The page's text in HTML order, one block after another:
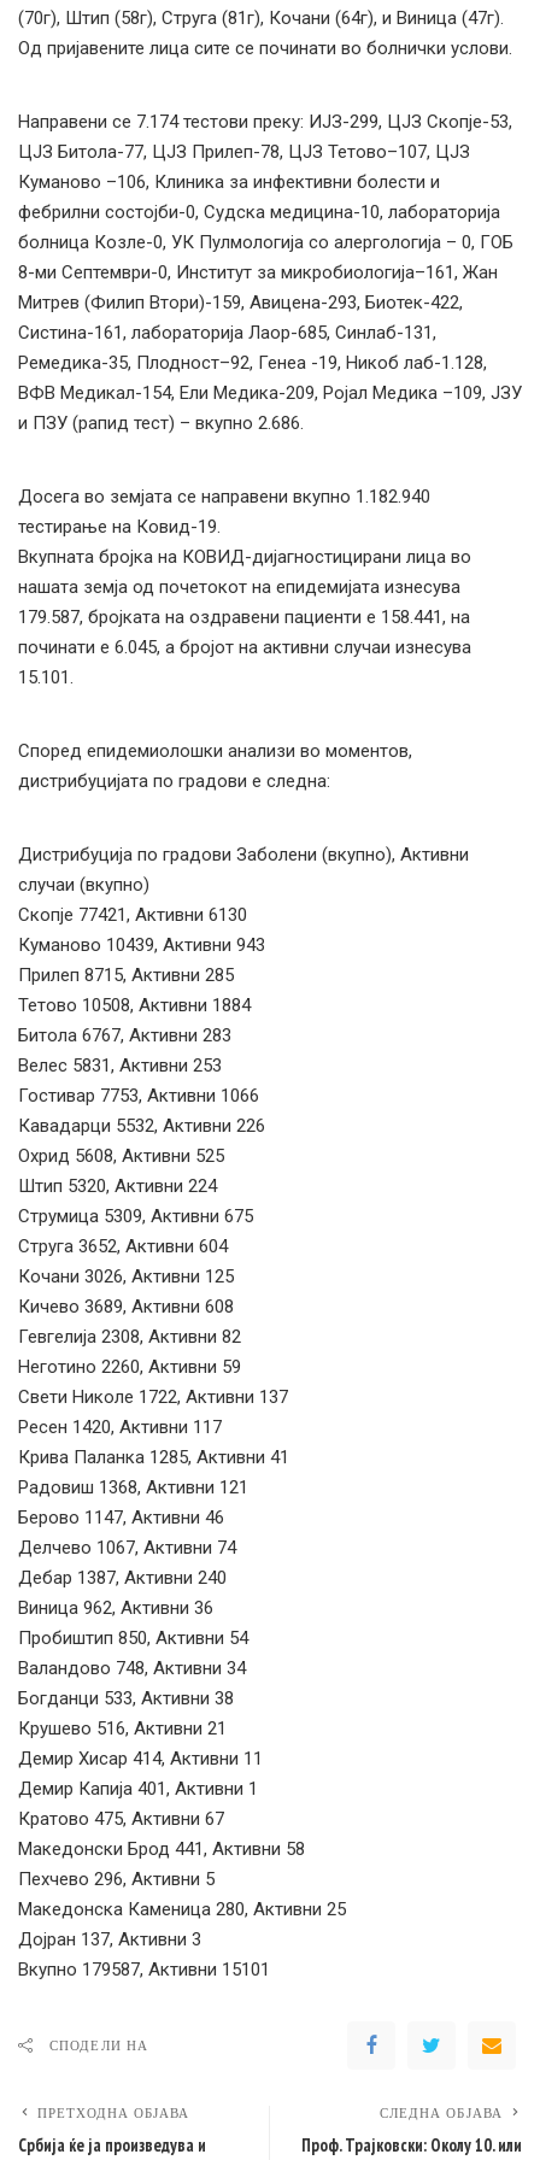
(70г), Штип (58г), Струга (81г), Кочани (64г), и Виница (47г).
Од пријавените лица сите се починати во болнички услови.
Направени се 7.174 тестови преку: ИЈЗ-299, ЦЈЗ Скопје-53,
ЦЈЗ Битола-77, ЦЈЗ Прилеп-78, ЦЈЗ Тетово–107, ЦЈЗ
Куманово –106, Клиника за инфективни болести и
фебрилни состојби-0, Судска медицина-10, лабораторија
болница Козле-0, УК Пулмологија со алергологија – 0, ГОБ
8-ми Септември-0, Институт за микробиологија–161, Жан
Митрев (Филип Втори)-159, Авицена-293, Биотек-422,
Систина-161, лабораторија Лаор-685, Синлаб-131,
Ремедика-35, Плодност–92, Генеа -19, Никоб лаб-1.128,
ВФВ Медикал-154, Ели Медика-209, Ројал Медика –109, ЈЗУ
и ПЗУ (рапид тест) – вкупно 2.686.
Досега во земјата се направени вкупно 1.182.940
тестирање на Ковид-19.
Вкупната бројка на КОВИД-дијагностицирани лица во
нашата земја од почетокот на епидемијата изнесува
179.587, бројката на оздравени пациенти е 158.441, на
починати е 6.045, а бројот на активни случаи изнесува
15.101.
Според епидемиолошки анализи во моментов,
дистрибуцијата по градови е следна:
Дистрибуција по градови Заболени (вкупно), Активни
случаи (вкупно)
Скопје 77421, Активни 6130
Куманово 10439, Активни 943
Прилеп 8715, Активни 285
Тетово 10508, Активни 1884
Битола 6767, Активни 283
Велес 5831, Активни 253
Гостивар 7753, Активни 1066
Кавадарци 5532, Активни 226
Охрид 5608, Активни 525
Штип 5320, Активни 224
Струмица 5309, Активни 675
Струга 3652, Активни 604
Кочани 3026, Активни 125
Кичево 3689, Активни 608
Гевгелија 2308, Активни 82
Неготино 2260, Активни 59
Свети Николе 1722, Активни 137
Ресен 1420, Активни 117
Крива Паланка 1285, Активни 41
Радовиш 1368, Активни 121
Берово 1147, Активни 46
Делчево 1067, Активни 74
Дебар 1387, Активни 240
Виница 962, Активни 36
Пробиштип 850, Активни 54
Валандово 748, Активни 34
Богданци 533, Активни 38
Крушево 516, Активни 21
Демир Хисар 414, Активни 11
Демир Капија 401, Активни 1
Кратово 475, Активни 67
Македонски Брод 441, Активни 58
Пехчево 296, Активни 5
Македонска Каменица 280, Активни 25
Дојран 137, Активни 3
Вкупно 179587, Активни 15101
СПОДЕЛИ НА
ПРЕТХОДНА ОБЈАВА
Србија ќе ја произведува и
СЛЕДНА ОБЈАВА
Проф. Трајковски: Околу 10. или